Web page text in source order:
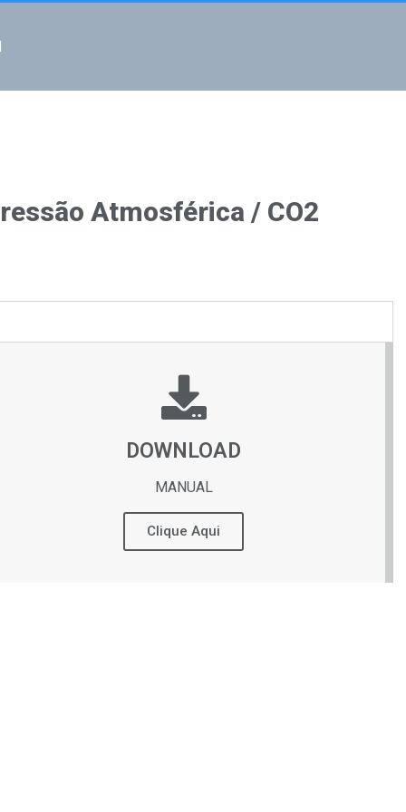
Atmosférica / CO2
DOWNLOAD
MANUAL
Clique Aqui